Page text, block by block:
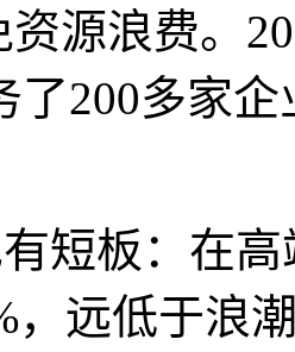
资源浪费。
了200多家
短板：在
，远低于浪